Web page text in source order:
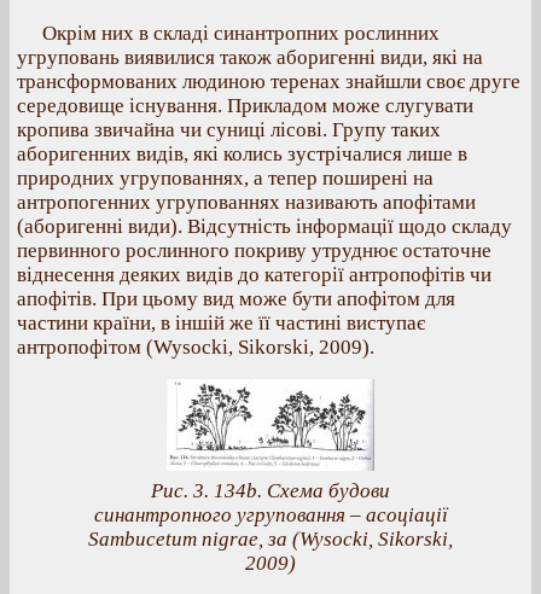
Окрім них в складі синантропних рослинних
угруповань виявилися також аборигенні види, які на
трансформованих людиною теренах знайшли своє друге
середовище існування. Прикладом може слугувати
кропива звичайна чи суниці лісові. Групу таких
аборигенних видів, які колись зустрічалися лише в
природних угрупованнях, а тепер поширені на
антропогенних угрупованнях називають апофітами
(аборигенні види). Відсутність інформації щодо складу
первинного рослинного покриву утруднює остаточне
віднесення деяких видів до категорії антропофітів чи
апофітів. При цьому вид може бути апофітом для
частини країни, в іншій же її частині виступає
антропофітом (Wysocki, Sikorski, 2009).
Рис. 3. 134b. Схема будови
синантропного угруповання – асоціації
Sambucetum nigrae, за (Wysocki, Sikorski,
2009)